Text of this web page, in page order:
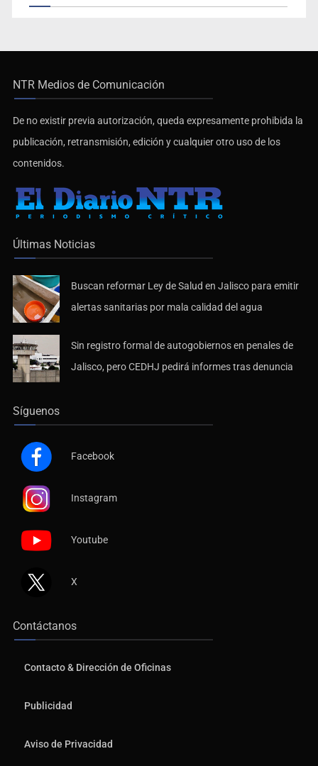
NTR Medios de Comunicación
De no existir previa autorización, queda expresamente prohibida la
publicación, retransmisión, edición y cualquier otro uso de los
contenidos.
Últimas Noticias
Buscan reformar Ley de Salud en Jalisco para emitir
alertas sanitarias por mala calidad del agua
Sin registro formal de autogobiernos en penales de
Jalisco, pero CEDHJ pedirá informes tras denuncia
Síguenos
Facebook
Instagram
Youtube
X
Contáctanos
Contacto & Dirección de Oficinas
Publicidad
Aviso de Privacidad